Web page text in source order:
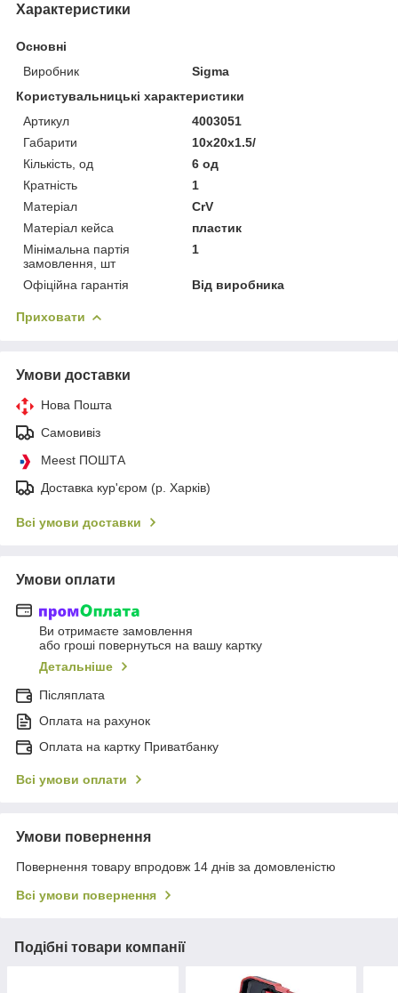
Характеристики
Основні
Виробник
Sigma
Користувальницькі характеристики
Артикул
4003051
Габарити
10x20x1.5/
Кількість, од
6 од
Кратність
1
Матеріал
CrV
Матеріал кейса
пластик
Мінімальна партія
замовлення, шт
1
Офіційна гарантія Від виробника
Приховати
Умови доставки
Нова Пошта
Самовивіз
Meest ПОШТА
Доставка кур'єром (р. Харків)
Всі умови доставки
Умови оплати
Ви отримаєте замовлення
або гроші повернуться на вашу картку
Детальніше
Післяплата
Оплата на рахунок
Оплата на картку Приватбанку
Всі умови оплати
Умови повернення
Повернення товару впродовж 14 днів за домовленістю
Всі умови повернення
Подібні товари компанії